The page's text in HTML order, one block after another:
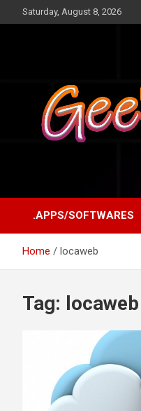
to
Saturday, August 8, 2026
.APPS/SOFTWARES
Home locaweb
Tag: locaweb